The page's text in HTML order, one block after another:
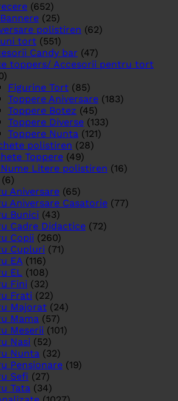
(652)
(25)
polistiren (62)
tort (551)
Candy bar (47)
toppers/ Accesorii pentru tort
Figurine Tort (85)
Toppere Aniversare (183)
Toppere Botez (45)
Toppere Diverse (133)
Toppere Nunta (121)
polistiren (28)
Toppere (49)
Litere polistiren (16)
(6)
Aniversare (65)
Aniversare Casatorie (77)
Bunici (43)
Cadre Didactice (72)
Copii (260)
Cupluri (71)
EA (116)
EL (108)
Fini (32)
Frati (22)
Majorat (24)
Mama (57)
Meserii (101)
Nasi (52)
Nunta (32)
Pensionare (19)
Sefi (27)
Tata (34)